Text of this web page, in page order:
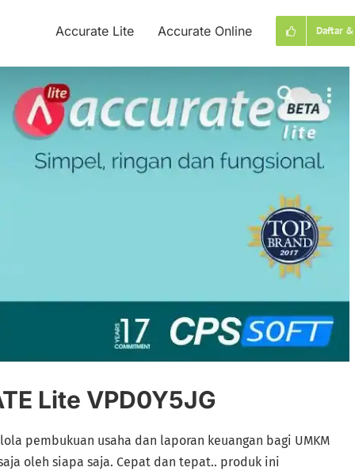
Accurate Lite Accurate Online Daftar &
Lite VPD0Y5JG
pembukuan usaha dan laporan keuangan bagi UMKM
oleh siapa saja. Cepat dan tepat.. produk ini